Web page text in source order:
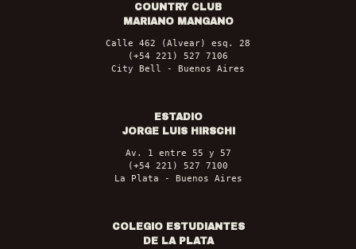
COUNTRY CLUB
MARIANO MANGANO
Calle 462 (Alvear) esq. 28
(+54 221) 527 7106
City Bell - Buenos Aires
ESTADIO
JORGE LUIS HIRSCHI
Av. 1 entre 55 y 57
(+54 221) 527 7100
La Plata - Buenos Aires
COLEGIO ESTUDIANTES
DE LA PLATA